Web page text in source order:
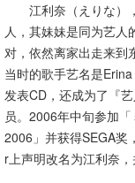
江利奈（えりな）
人，其妹妹是同为艺人
对，依然离家出走来到
当时的歌手艺名是
发表CD，还成为了『
员。2006年中旬参加
2006」并获得SEGA奖
r上声明改名为江利奈，